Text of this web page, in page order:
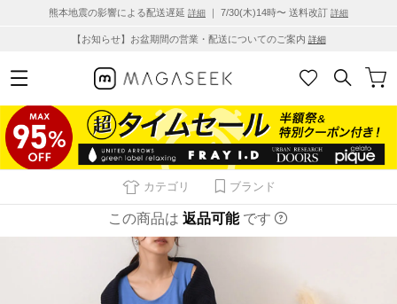
熊本地震の影響による配送遅延 詳細 ｜ 7/30(木)14時〜 送料改訂 詳細
【お知らせ】お盆期間の営業・配送についてのご案内 詳細
カテゴリ ブランド
この商品は 返品可能 です